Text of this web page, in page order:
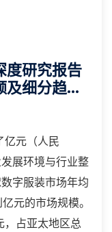
度研究报告
及细分趋势
亿元（人民
展环境与行业整
字服装市场年均
元的市场规模。
，占亚太地区总